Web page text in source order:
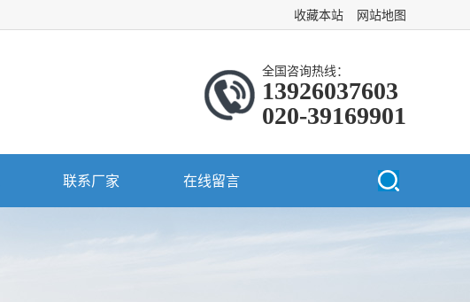
收藏本站 网站地图
全国咨询热线：
13926037603
020-39169901
联系厂家 在线留言